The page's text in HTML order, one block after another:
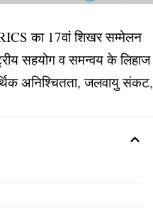
का 17वां शिखर सम्मेलन
सहयोग व समन्वय के लिहाज
अनिश्चितता, जलवायु संकट,